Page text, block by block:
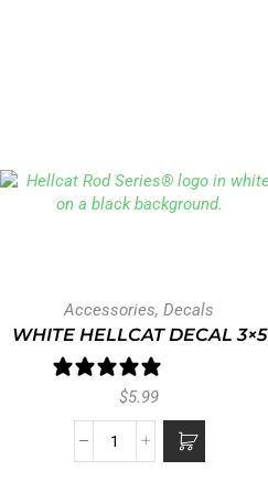
Accessories,Decals
WHITE HELLCAT DECAL 3×5
$5.99